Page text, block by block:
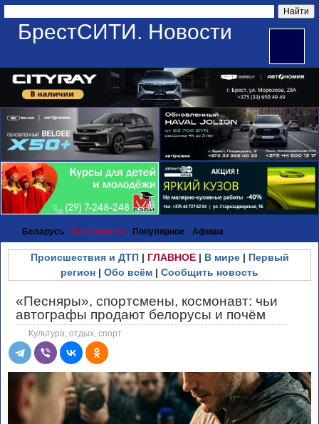
БрестСИТИ. Новости
Беларусь Все новости Популярное Афиша
Происшествия и ДТП| ГЛАВНОЕ| В мире| Первый
регион | Обо всём | Сообщить новость
«Песняры», спортсмены, космонавт: чьи
автографы продают белорусы и почём
Культура, отдых, спорт